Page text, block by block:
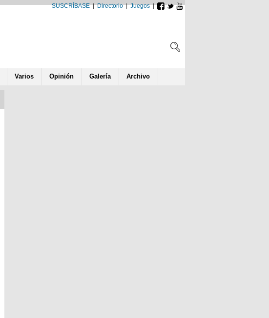
SUSCRÍBASE|Directorio|Juegos|
Varios Opinión Galería Archivo